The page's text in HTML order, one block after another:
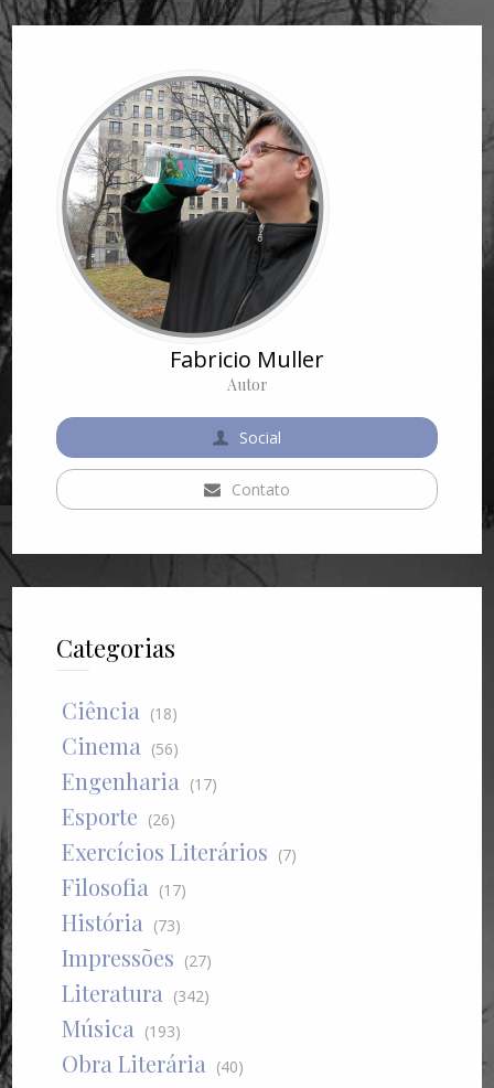
Fabricio Muller
Autor
Social
Contato
Categorias
Ciência (18)
Cinema (56)
Engenharia (17)
Esporte (26)
Exercícios Literários (7)
Filosofia (17)
História (73)
Impressões (27)
Literatura (342)
Música (193)
Obra Literária (40)